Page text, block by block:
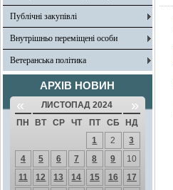
Публічні закупівлі
Внутрішньо переміщені особи
Ветеранська політика
АРХІВ НОВИН
« ЛИСТОПАД 2024 »
ПН ВТ СР ЧТ ПТ СБ
НД
1
2
3
4
5 6 7 8 9
10
11
12 13 14 15 16
17